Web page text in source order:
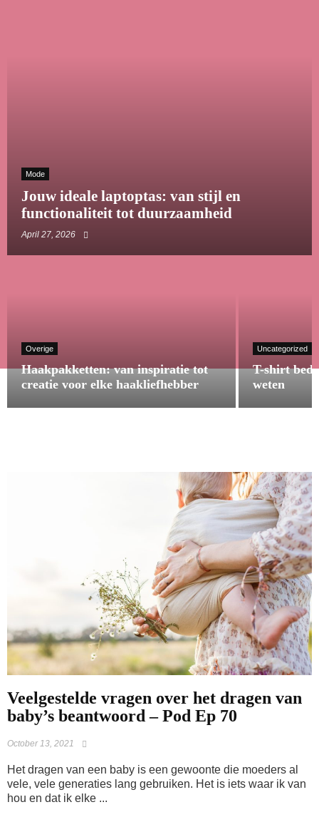
Mode
Jouw ideale laptoptas: van stijl en
functionaliteit tot duurzaamheid
April 27, 2026
Overige
Haakpakketten: van inspiratie tot
creatie voor elke haakliefhebber
Uncategorized
T-shirt
weten
Veelgestelde vragen over het dragen van
baby’s beantwoord – Pod Ep 70
October 13, 2021
Het dragen van een baby is een gewoonte die moeders al
vele, vele generaties lang gebruiken. Het is iets waar ik van
hou en dat ik elke ...